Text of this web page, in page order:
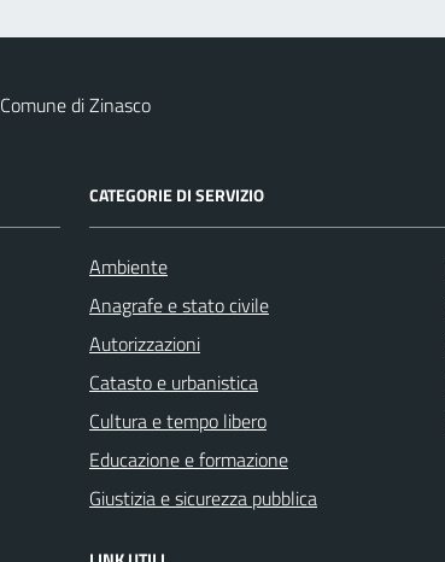
Comune di Zinasco
CATEGORIE DI SERVIZIO
Ambiente
Anagrafe e stato civile
Autorizzazioni
Catasto e urbanistica
Cultura e tempo libero
Educazione e formazione
Giustizia e sicurezza pubblica